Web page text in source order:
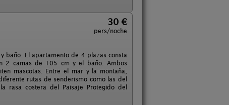
30 €
pers/noche
baño. El apartamento de 4 plazas consta
2 camas de 105 cm y el baño. Ambos
mascotas. Entre el mar y la montaña,
rutas de senderismo como las del
rasa costera del Paisaje Protegido del